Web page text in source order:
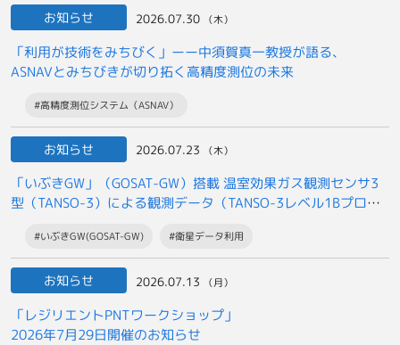
お知らせ 2026.07.30 （木）
「利用が技術をみちびく」ーー中須賀真一教授が語る、
ASNAVとみちびきが切り拓く高精度測位の未来
#高精度測位システム（ASNAV）
お知らせ 2026.07.23 （木）
「いぶきGW」（GOSAT-GW）搭載 温室効果ガス観測センサ3
型（TANSO-3）による観測データ（TANSO-3レベル1Bプロダ
一般提供開始について
#いぶきGW(GOSAT-GW) #衛星データ利用
お知らせ 2026.07.13 （月）
「レジリエントPNTワークショップ」
2026年7月29日開催のお知らせ